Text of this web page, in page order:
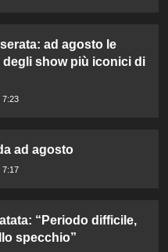
ad agosto le
show più iconici di
7:23
ad agosto
7:17
“Periodo difficile,
specchio”